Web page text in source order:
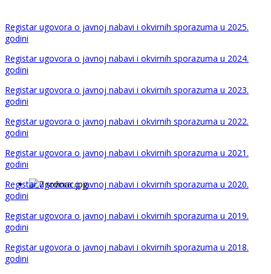
Registar ugovora o javnoj nabavi i okvirnih sporazuma u 2025.
godini
Registar ugovora o javnoj nabavi i okvirnih sporazuma u 2024.
godini
Registar ugovora o javnoj nabavi i okvirnih sporazuma u 2023.
godini
Registar ugovora o javnoj nabavi i okvirnih sporazuma u 2022.
godini
Registar ugovora o javnoj nabavi i okvirnih sporazuma u 2021.
godini
Registar ugovora o javnoj nabavi i okvirnih sporazuma u 2020.
godini
Registar ugovora o javnoj nabavi i okvirnih sporazuma u 2019.
godini
Registar ugovora o javnoj nabavi i okvirnih sporazuma u 2018.
godini